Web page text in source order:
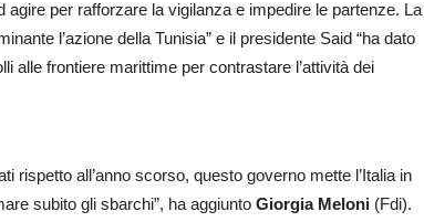
agire per rafforzare la vigilanza e impedire le partenze. La
l’azione della Tunisia” e il presidente Said “ha dato
alle frontiere marittime per contrastare l’attività dei
rispetto all’anno scorso, questo governo mette l’Italia in
subito gli sbarchi”, ha aggiunto Giorgia Meloni (Fdi).